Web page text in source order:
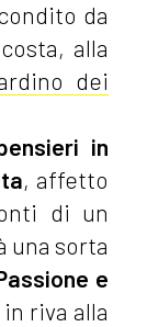
da
alla
dei
in
, affetto
di un
una sorta
e
in riva alla